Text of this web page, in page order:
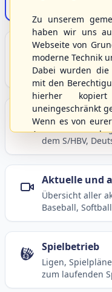
Unser Sport
Grundlagen und
und Baseball5.
Berichte und
Aktuelle
dem S/HBV,
Aktuelle und
Übersicht aller
Baseball,
Spielbetrieb
Ligen,
zum laufenden
Zu unserem
haben wir uns
Webseite von
moderne Technik
Dabei wurden
mit den
hierher
uneingeschränkt
Wenn es von
Anregungen
gerne an die